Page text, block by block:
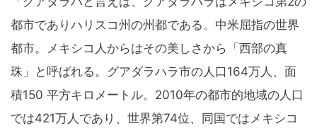
都市でありハリスコ州の州都である。中米屈指の世界
都市。メキシコ人からはその美しさから「西部の真
珠」と呼ばれる。グアダラハラ市の人口164万人、面
積150 平方キロメートル。2010年の都市的地域の人口
では421万人であり、世界第74位、同国ではメキシコ